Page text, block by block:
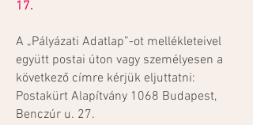
17.
A „Pályázati Adatlap”-ot mellékleteivel
együtt postai úton vagy személyesen a
következő címre kérjük eljuttatni:
Postakürt Alapítvány 1068 Budapest,
Benczúr u. 27.